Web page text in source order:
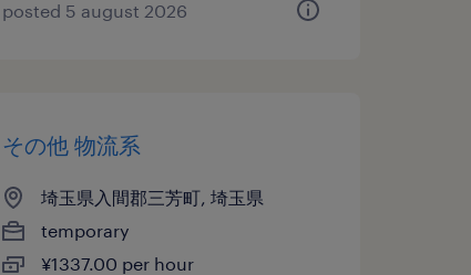
posted 5 august 2026
その他 物流系
埼玉県入間郡三芳町, 埼玉県
temporary
¥1337.00 per hour